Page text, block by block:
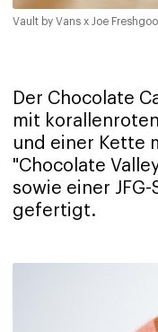
Vault by Vans x Joe
Der Chocolate
mit
und einer Kette
"Chocolate
sowie einer
gefertigt.